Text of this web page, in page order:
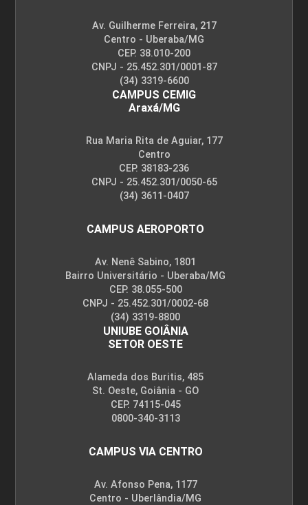
Av. Guilherme Ferreira, 217
Centro - Uberaba/MG
CEP. 38.010-200
CNPJ - 25.452.301/0001-87
(34) 3319-6600
CAMPUS CEMIG
Araxá/MG
Rua Maria Rita de Aguiar, 177
Centro
CEP. 38183-236
CNPJ - 25.452.301/0050-65
(34) 3611-0407
CAMPUS AEROPORTO
Av. Nenê Sabino, 1801
Bairro Universitário - Uberaba/MG
CEP. 38.055-500
CNPJ - 25.452.301/0002-68
(34) 3319-8800
UNIUBE GOIÂNIA
SETOR OESTE
Alameda dos Buritis, 485
St. Oeste, Goiânia - GO
CEP. 74115-045
0800-340-3113
CAMPUS VIA CENTRO
Av. Afonso Pena, 1177
Centro - Uberlândia/MG